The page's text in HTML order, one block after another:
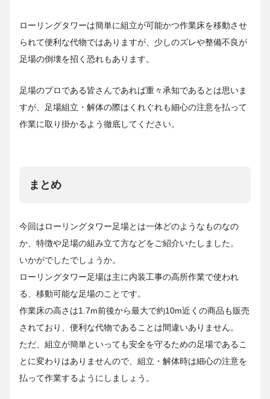
ローリングタワーは簡単に組立が可能かつ作業床を移動させ
られて便利な代物ではありますが、少しのズレや整備不良が
足場の倒壊を招く恐れもあります。
足場のプロである皆さんであれば重々承知であるとは思いま
すが、足場組立・解体の際はくれぐれも細心の注意を払って
作業に取り掛かるよう徹底してください。
まとめ
今回はローリングタワー足場とは一体どのようなものなの
か、特徴や足場の組み立て方などをご紹介いたしました。
いかがでしたでしょうか。
ローリングタワー足場は主に内装工事の高所作業で使われ
る、移動可能な足場のことです。
作業床の高さは1.7m前後から最大で約10m近くの商品も販売
されており、便利な代物であることは間違いありません。
ただ、組立が簡単といっても安全を守るための足場であるこ
とに変わりはありませんので、組立・解体時は細心の注意を
払って作業するようにしましょう。